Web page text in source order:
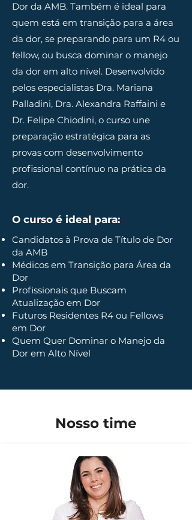
Dor da AMB. Também é ideal para
quem está em transição para a área
da dor, se preparando para um R4 ou
fellow, ou busca dominar o manejo
da dor em alto nível. Desenvolvido
pelos especialistas Dra. Mariana
Palladini, Dra. Alexandra Raffaini e
Dr. Felipe Chiodini, o curso une
preparação estratégica para as
provas com desenvolvimento
profissional contínuo na prática da
dor.
O curso é ideal para:
Candidatos à Prova de Título de Dor
da AMB
Médicos em Transição para Área da
Dor
Profissionais que Buscam
Atualização em Dor
Futuros Residentes R4 ou Fellows
em Dor
Quem Quer Dominar o Manejo da
Dor em Alto Nível
Nosso time